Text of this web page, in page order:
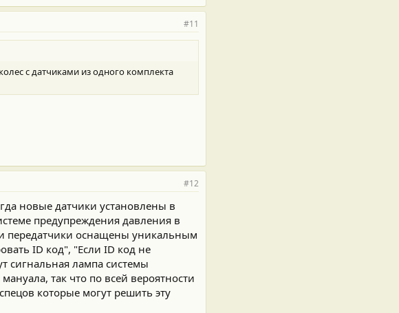
#11
с датчиками из одного комплекта
#12
новые датчики установлены в
предупреждения давления в
передатчики оснащены уникальным
ID код", "Если ID код не
сигнальная лампа системы
так что по всей вероятности
которые могут решить эту